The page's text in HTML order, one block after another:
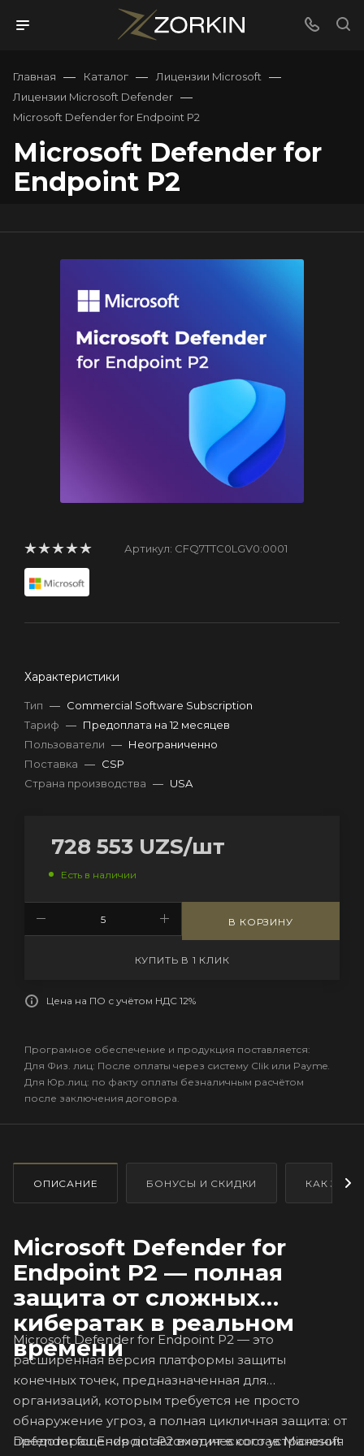
Главная — Каталог — Лицензии Microsoft —
Лицензии Microsoft Defender —
Microsoft Defender for Endpoint P2
Microsoft Defender for
Endpoint P2
Артикул: CFQ7TTC0LGV0:0001
Характеристики
Тип — Commercial Software Subscription
Тариф — Предоплата на 12 месяцев
Пользователи — Неограниченно
Поставка — CSP
Страна производства — USA
728 553 UZS/шт
Есть в наличии
В КОРЗИНУ
КУПИТЬ В 1 КЛИК
Цена на ПО с учётом НДС 12%
Програмное обеспечение и продукция поставляется:
Для Физ. лиц: После оплаты через систему Clik или Payme.
Для Юр.лиц: по факту оплаты безналичным расчётом
после заключения договора.
ОПИСАНИЕ БОНУСЫ И СКИДКИ КАК
Microsoft Defender for
Endpoint P2 — полная
защита от сложных
кибератак в реальном
времени
Microsoft Defender for Endpoint P2 — это
расширенная версия платформы защиты
конечных точек, предназначенная для
организаций, которым требуется не просто
обнаружение угроз, а полная цикличная защита: от
предотвращения до автоматического устранения
Defender for Endpoint P2 входит в состав Microsoft